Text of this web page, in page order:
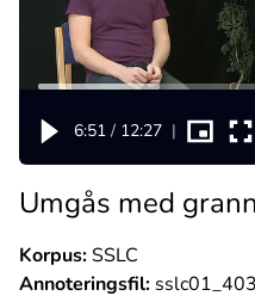
6:51 / 12:27 |
Umgås med
Korpus:SSLC
Annoteringsfil: